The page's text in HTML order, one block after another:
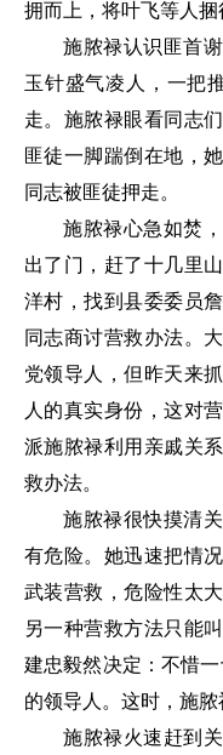
拥而上，将叶飞等人捆
施脓禄认识匪首
玉针盛气凌人，一把
走。施脓禄眼看同志
匪徒一脚踹倒在地，
同志被匪徒押走。
施脓禄心急如焚
出了门，赶了十几里
洋村，找到县委委员
同志商讨营救办法。
党领导人，但昨天来
人的真实身份，这对
派施脓禄利用亲戚关
救办法。
施脓禄很快摸清
有危险。她迅速把情
武装营救，危险性太
另一种营救方法只能
建忠毅然决定：不惜
的领导人。这时，施脓
施脓禄火速赶到